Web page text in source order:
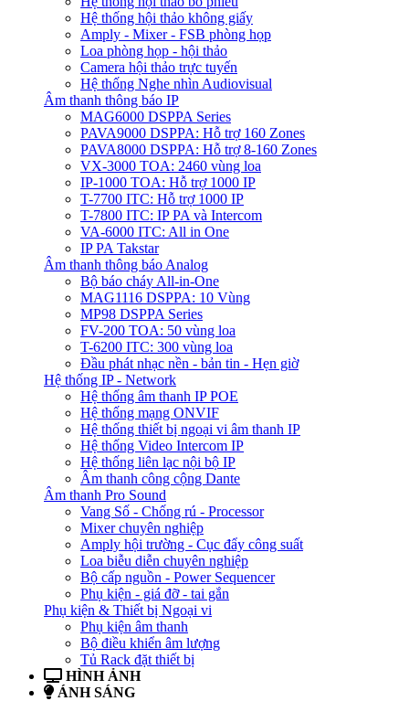
Hệ thống hội thảo không giấy
Amply - Mixer - FSB phòng họp
Loa phòng họp - hội thảo
Camera hội thảo trực tuyến
Hệ thống Nghe nhìn Audiovisual
Âm thanh thông báo IP
MAG6000 DSPPA Series
PAVA9000 DSPPA: Hỗ trợ 160 Zones
PAVA8000 DSPPA: Hỗ trợ 8-160 Zones
VX-3000 TOA: 2460 vùng loa
IP-1000 TOA: Hỗ trợ 1000 IP
T-7700 ITC: Hỗ trợ 1000 IP
T-7800 ITC: IP PA và Intercom
VA-6000 ITC: All in One
IP PA Takstar
Âm thanh thông báo Analog
Bộ báo cháy All-in-One
MAG1116 DSPPA: 10 Vùng
MP98 DSPPA Series
FV-200 TOA: 50 vùng loa
T-6200 ITC: 300 vùng loa
Đầu phát nhạc nền - bản tin - Hẹn giờ
Hệ thống IP - Network
Hệ thống âm thanh IP POE
Hệ thống mạng ONVIF
Hệ thống thiết bị ngoại vi âm thanh IP
Hệ thống Video Intercom IP
Hệ thống liên lạc nội bộ IP
Âm thanh công cộng Dante
Âm thanh Pro Sound
Vang Số - Chống rú - Processor
Mixer chuyên nghiệp
Amply hội trường - Cục đẩy công suất
Loa biễu diễn chuyên nghiệp
Bộ cấp nguồn - Power Sequencer
Phụ kiện - giá đỡ - tai gắn
Phụ kiện & Thiết bị Ngoại vi
Phụ kiện âm thanh
Bộ điều khiển âm lượng
Tủ Rack đặt thiết bị
HÌNH ẢNH
ÁNH SÁNG